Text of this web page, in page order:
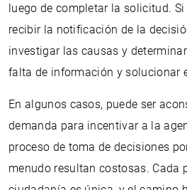
luego de completar la solicitud.
recibir la notificación de la
investigar las causas y
falta de información y solucionar
En algunos casos, puede ser
demanda para incentivar a la
proceso de toma de decisiones
menudo resultan costosas. Cada